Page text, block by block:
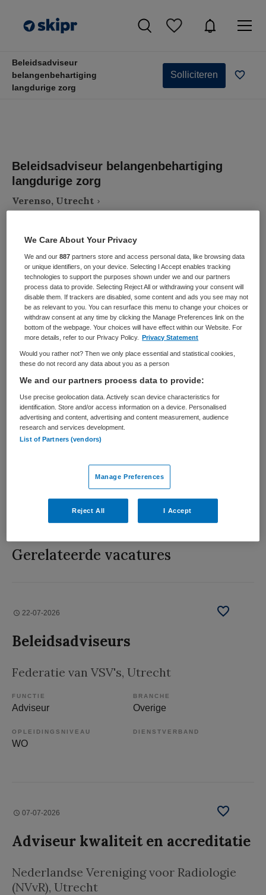
Beleidsadviseur
belangenbehartiging
langdurige zorg
Solliciteren
Beleidsadviseur belangenbehartiging
langdurige zorg
Verenso, Utrecht
VAKGEBIED
Zorgmanagement
FUNCTIE
Adviseur
Verpleeghuis Tijdelijk met uitzicht op vast
10 september 2025
ERVARING
Ervaren
DIENSTVERBAND
Parttime
Vacature niet beschikbaar
langdurige zorg bij Verenso is niet meer actueel.
Hieronder staan enkele vergelijkbare vacatures die voor
u wellicht interessant zijn.
Gerelateerde vacatures
22-07-2026
Beleidsadviseurs
Federatie van VSV's, Utrecht
FUNCTIE
Adviseur
BRANCHE
Overige
OPLEIDINGSNIVEAU
WO
DIENSTVERBAND
07-07-2026
Adviseur kwaliteit en accreditatie
Nederlandse Vereniging voor Radiologie
(NVvR), Utrecht
We Care About Your Privacy
We and our887 partners store and access personal data, like browsing data
or unique identifiers, on your device. Selecting I Accept enables tracking
technologies to support the purposes shown under we and our partners
process data to provide. Selecting Reject All or withdrawing your consent will
disable them. If trackers are disabled, some content and ads you see may not
be as relevant to you. You can resurface this menu to change your choices or
withdraw consent at any time by clicking the Manage Preferences link on the
bottom of the webpage. Your choices will have effect within our Website. For
more details, refer to our Privacy Policy.
Privacy Statement
Would you rather not? Then we only place essential and statistical cookies,
these do not record any data about you as a person
We and our partners process data to provide:
Use precise geolocation data. Actively scan device characteristics for
identification. Store and/or access information on a device. Personalised
advertising and content, advertising and content measurement, audience
research and services development.
List of Partners (vendors)
Manage Preferences
Reject All I Accept